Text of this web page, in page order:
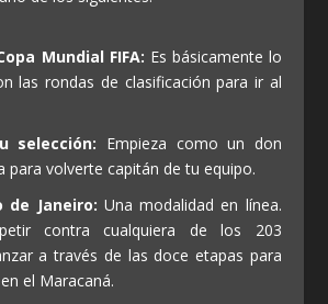
Mundial FIFA: Es básicamente lo
las rondas de clasificación para ir al
selección: Empieza como un don
para volverte capitán de tu equipo.
de Janeiro: Una modalidad en línea.
contra cualquiera de los 203
a través de las doce etapas para
el Maracaná.